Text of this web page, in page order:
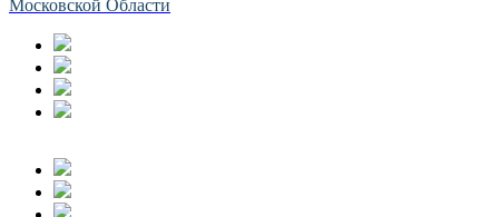
Московской Области